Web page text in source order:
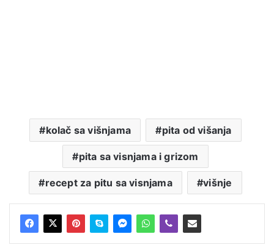
kolač sa višnjama pita od višanja
pita sa visnjama i grizom
recept za pitu sa visnjama višnje